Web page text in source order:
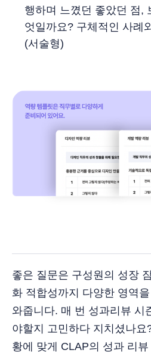
행하며 느꼈던 좋았던 점,
엇일까요? 구체적인 사례
(서술형)
좋은 질문은 구성원의 성장
화 적합성까지 다양한 영역
와줍니다. 매 번 성과리뷰 시
야할지 고민하다 지치셨나
황에 맞게 CLAP의 성과 리